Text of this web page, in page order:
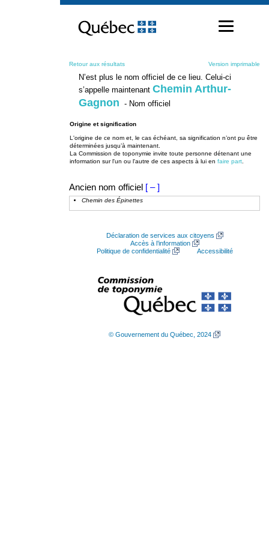
contenu
Retour aux résultats Version imprimable
N’est plus le nom officiel de ce lieu. Celui-ci
s’appelle maintenant Chemin Arthur-
Gagnon - Nom officiel
Origine et signification
L'origine de ce nom et, le cas échéant, sa signification n’ont pu être
déterminées jusqu’à maintenant.
La Commission de toponymie invite toute personne détenant une
information sur l'un ou l'autre de ces aspects à lui en faire part
Ancien nom officiel [ – ]
Chemin des Épinettes
Déclaration de services aux citoyens
Accès à l’information
Politique de confidentialité
Accessibilité
© Gouvernement du Québec, 2024